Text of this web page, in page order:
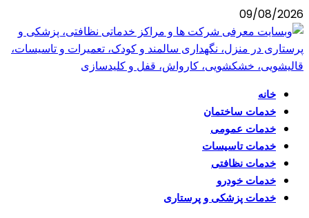
09/08/2026
خانه
خدمات ساختمان
خدمات عمومی
خدمات تاسیسات
خدمات نظافتی
خدمات خودرو
خدمات پزشکی و پرستاری